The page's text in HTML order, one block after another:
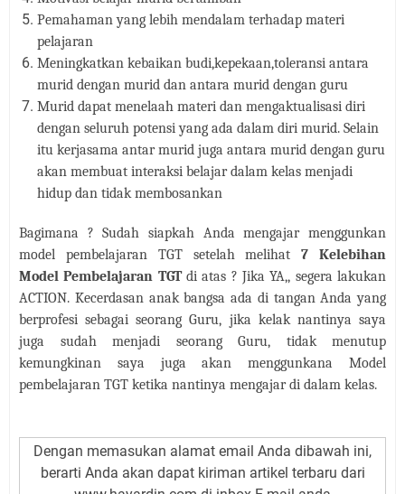
Pemahaman yang lebih mendalam terhadap materi
pelajaran
Meningkatkan kebaikan budi,kepekaan,toleransi antara
murid dengan murid dan antara murid dengan guru
Murid dapat menelaah materi dan mengaktualisasi diri
dengan seluruh potensi yang ada dalam diri murid. Selain
itu kerjasama antar murid juga antara murid dengan guru
akan membuat interaksi belajar dalam kelas menjadi
hidup dan tidak membosankan
Bagimana ? Sudah siapkah Anda mengajar menggunkan
model pembelajaran TGT setelah melihat7 Kelebihan
Model Pembelajaran TGT di atas ? Jika YA,, segera lakukan
ACTION. Kecerdasan anak bangsa ada di tangan Anda yang
berprofesi sebagai seorang Guru, jika kelak nantinya saya
juga sudah menjadi seorang Guru, tidak menutup
kemungkinan saya juga akan menggunkana Model
pembelajaran TGT ketika nantinya mengajar di dalam kelas.
Dengan memasukan alamat email Anda dibawah ini,
berarti Anda akan dapat kiriman artikel terbaru dari